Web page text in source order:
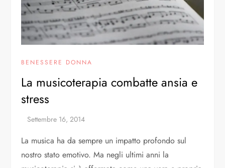
BENESSERE DONNA
La musicoterapia combatte ansia e
stress
La musica ha da sempre un impatto profondo sul
nostro stato emotivo. Ma negli ultimi anni la